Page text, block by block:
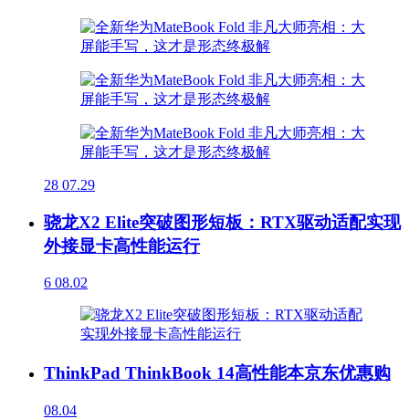
28 07.29
骁龙X2 Elite突破图形短板：RTX驱动适配实现
外接显卡高性能运行
6 08.02
ThinkPad ThinkBook 14高性能本京东优惠购
08.04